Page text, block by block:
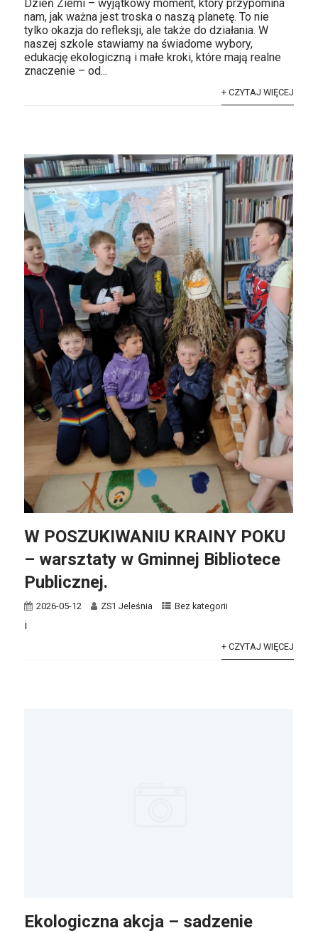
Dzień Ziemi – wyjątkowy moment, który przypomina
nam, jak ważna jest troska o naszą planetę. To nie
tylko okazja do refleksji, ale także do działania. W
naszej szkole stawiamy na świadome wybory,
edukację ekologiczną i małe kroki, które mają realne
znaczenie – od...
+ CZYTAJ WIĘCEJ
W POSZUKIWANIU KRAINY POKU
– warsztaty w Gminnej Bibliotece
Publicznej.
2026-05-12 ZS1 Jeleśnia Bez kategorii
i
+ CZYTAJ WIĘCEJ
Ekologiczna akcja – sadzenie